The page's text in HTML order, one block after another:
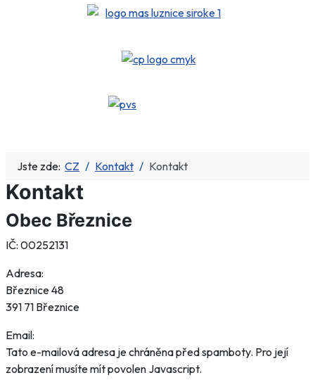
Jste zde: CZ Kontakt Kontakt
Kontakt
Obec Březnice
IČ: 00252131
Adresa:
Březnice 48
391 71 Březnice
Email:
Tato e-mailová adresa je chráněna před spamboty. Pro její
zobrazení musíte mít povolen Javascript.